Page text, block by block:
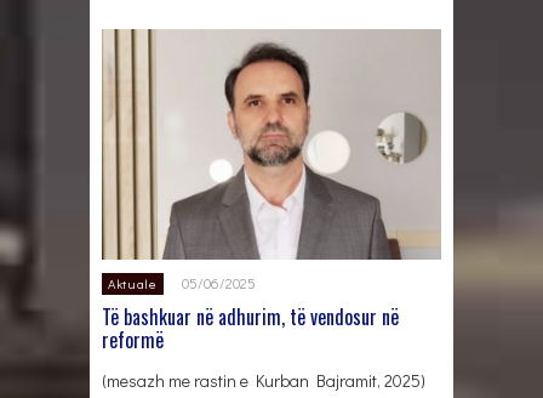
Aktuale 05/06/2025
Të bashkuar në adhurim, të vendosur në
reformë
(mesazh me rastin e Kurban Bajramit, 2025)